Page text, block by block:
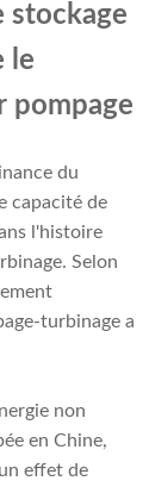
stockage
le
pompage
du
capacité de
l'histoire
Selon
turbinage a
non
en Chine,
effet de